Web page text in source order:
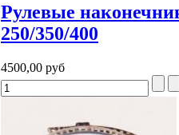
Рулевые
250/350/400
4500,00 руб